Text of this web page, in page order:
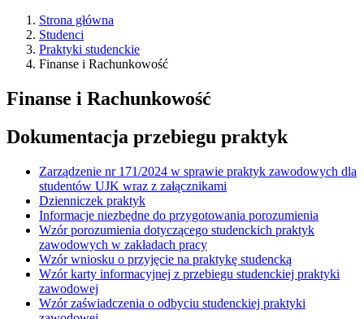
Strona główna
Studenci
Praktyki studenckie
Finanse i Rachunkowość
Finanse i Rachunkowość
Dokumentacja przebiegu praktyk
Zarządzenie nr 171/2024 w sprawie praktyk zawodowych dla
studentów UJK wraz z załącznikami
Dzienniczek praktyk
Informacje niezbędne do przygotowania porozumienia
Wzór porozumienia dotyczącego studenckich praktyk
zawodowych w zakładach pracy
Wzór wniosku o przyjęcie na praktykę studencką
Wzór karty informacyjnej z przebiegu studenckiej praktyki
zawodowej
Wzór zaświadczenia o odbyciu studenckiej praktyki